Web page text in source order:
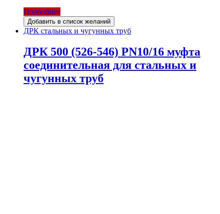
Подробнее
Добавить в список желаний
ДРК стальных и чугунных труб
ДРК 500 (526-546) PN10/16 муфта
соединительная для стальных и
чугунных труб